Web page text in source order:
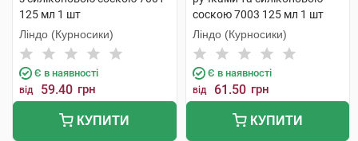
125 мл 1 шт
Ліндо (Курносики)
Є в наявності
від 59.40 грн
КУПИТИ
соскою 7003 125 мл 1 шт
Ліндо (Курносики)
Є в наявності
від 61.50 грн
КУПИТИ